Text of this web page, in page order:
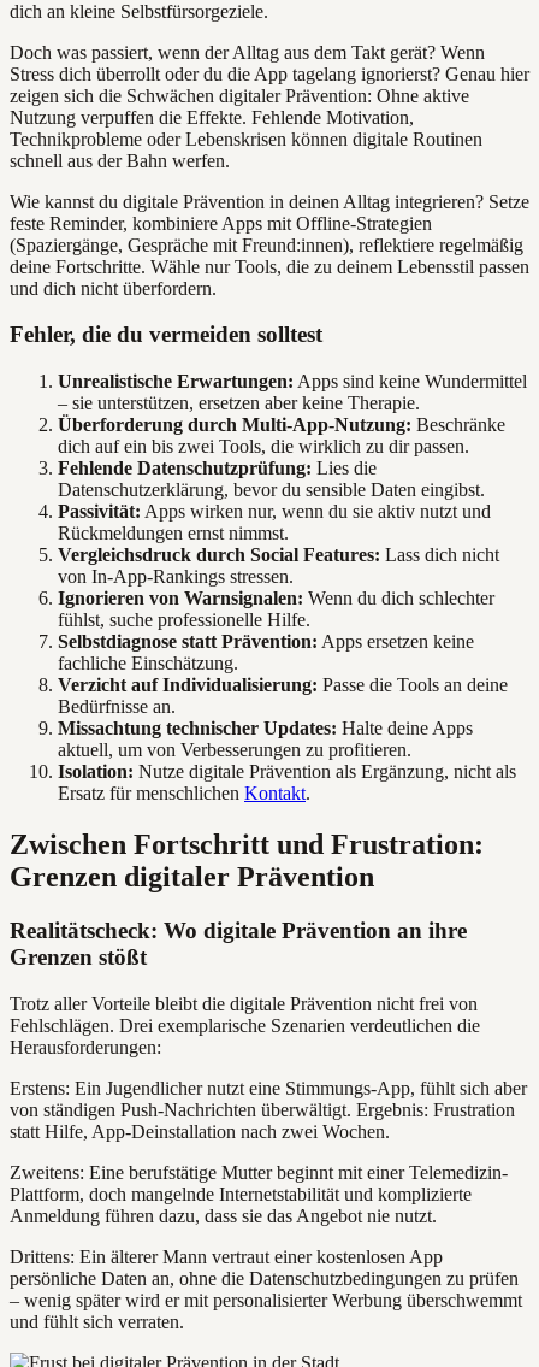
dich an kleine Selbstfürsorgeziele.
Doch was passiert, wenn der Alltag aus dem Takt gerät? Wenn
Stress dich überrollt oder du die App tagelang ignorierst? Genau hier
zeigen sich die Schwächen digitaler Prävention: Ohne aktive
Nutzung verpuffen die Effekte. Fehlende Motivation,
Technikprobleme oder Lebenskrisen können digitale Routinen
schnell aus der Bahn werfen.
Wie kannst du digitale Prävention in deinen Alltag integrieren? Setze
feste Reminder, kombiniere Apps mit Offline-Strategien
(Spaziergänge, Gespräche mit Freund:innen), reflektiere regelmäßig
deine Fortschritte. Wähle nur Tools, die zu deinem Lebensstil passen
und dich nicht überfordern.
Fehler, die du vermeiden solltest
Unrealistische Erwartungen: Apps sind keine Wundermittel
– sie unterstützen, ersetzen aber keine Therapie.
Überforderung durch Multi-App-Nutzung: Beschränke
dich auf ein bis zwei Tools, die wirklich zu dir passen.
Fehlende Datenschutzprüfung: Lies die
Datenschutzerklärung, bevor du sensible Daten eingibst.
Passivität: Apps wirken nur, wenn du sie aktiv nutzt und
Rückmeldungen ernst nimmst.
Vergleichsdruck durch Social Features: Lass dich nicht
von In-App-Rankings stressen.
Ignorieren von Warnsignalen: Wenn du dich schlechter
fühlst, suche professionelle Hilfe.
Selbstdiagnose statt Prävention: Apps ersetzen keine
fachliche Einschätzung.
Verzicht auf Individualisierung: Passe die Tools an deine
Bedürfnisse an.
Missachtung technischer Updates: Halte deine Apps
aktuell, um von Verbesserungen zu profitieren.
Isolation: Nutze digitale Prävention als Ergänzung, nicht als
Ersatz für menschlichen Kontakt.
Zwischen Fortschritt und Frustration:
Grenzen digitaler Prävention
Realitätscheck: Wo digitale Prävention an ihre
Grenzen stößt
Trotz aller Vorteile bleibt die digitale Prävention nicht frei von
Fehlschlägen. Drei exemplarische Szenarien verdeutlichen die
Herausforderungen:
Erstens: Ein Jugendlicher nutzt eine Stimmungs-App, fühlt sich aber
von ständigen Push-Nachrichten überwältigt. Ergebnis: Frustration
statt Hilfe, App-Deinstallation nach zwei Wochen.
Zweitens: Eine berufstätige Mutter beginnt mit einer Telemedizin-
Plattform, doch mangelnde Internetstabilität und komplizierte
Anmeldung führen dazu, dass sie das Angebot nie nutzt.
Drittens: Ein älterer Mann vertraut einer kostenlosen App
persönliche Daten an, ohne die Datenschutzbedingungen zu prüfen
– wenig später wird er mit personalisierter Werbung überschwemmt
und fühlt sich verraten.